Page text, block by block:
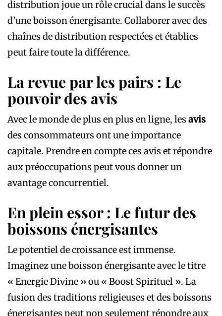
distribution joue un rôle crucial dans le succès
d’une boisson énergisante. Collaborer avec des
chaînes de distribution respectées et établies
peut faire toute la différence.
La revue par les pairs : Le
pouvoir des avis
Avec le monde de plus en plus en ligne, les avis
des consommateurs ont une importance
capitale. Prendre en compte ces avis et répondre
aux préoccupations peut vous donner un
avantage concurrentiel.
En plein essor : Le futur des
boissons énergisantes
Le potentiel de croissance est immense.
Imaginez une boisson énergisante avec le titre
« Energie Divine » ou « Boost Spirituel ». La
fusion des traditions religieuses et des boissons
énergisantes peut non seulement répondre aux